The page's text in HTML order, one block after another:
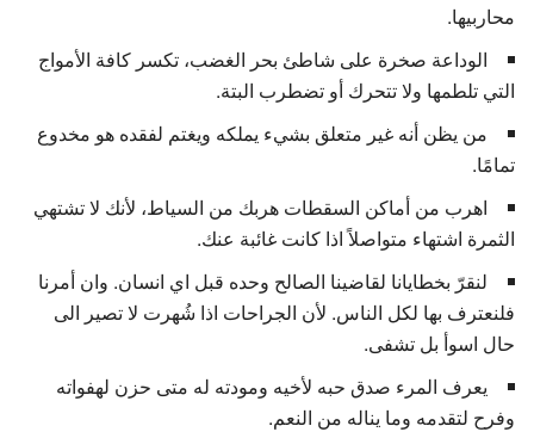
محاربيها.
الوداعة صخرة على شاطئ بحر الغضب، تكسر كافة الأمواج
التي تلطمها ولا تتحرك أو تضطرب البتة.
من يظن أنه غير متعلق بشيء يملكه ويغتم لفقده هو مخدوع
تمامًا.
اهرب من أماكن السقطات هربك من السياط، لأنك لا تشتهي
الثمرة اشتهاء متواصلاً اذا كانت غائبة عنك.
لنقرّ بخطايانا لقاضينا الصالح وحده قبل اي انسان. وان أمرنا
فلنعترف بها لكل الناس. لأن الجراحات اذا شُهرت لا تصير الى
حال اسوأ بل تشفى.
يعرف المرء صدق حبه لأخيه ومودته له متى حزن لهفواته
وفرح لتقدمه وما يناله من النعم.